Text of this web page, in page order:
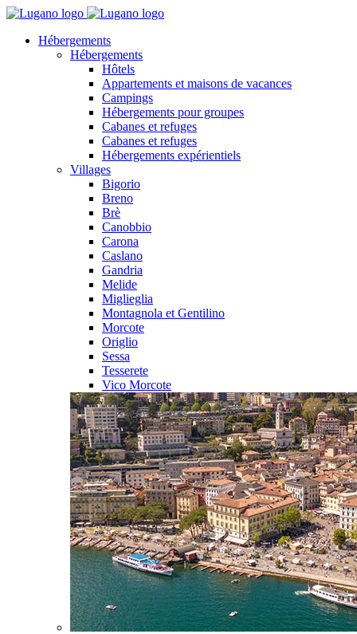
Hébergements
Hébergements
Hôtels
Appartements et maisons de vacances
Campings
Hébergements pour groupes
Cabanes et refuges
Cabanes et refuges
Hébergements expérientiels
Villages
Bigorio
Breno
Brè
Canobbio
Carona
Caslano
Gandria
Melide
Miglieglia
Montagnola et Gentilino
Morcote
Origlio
Sessa
Tesserete
Vico Morcote